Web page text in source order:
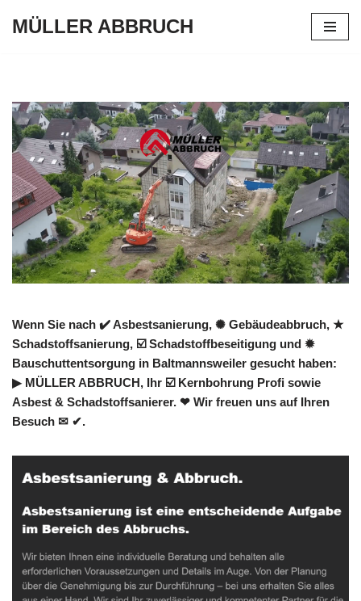
MÜLLER ABBRUCH
Wenn Sie nach ✔️ Asbestsanierung, ✺ Gebäudeabbruch, ★
Schadstoffsanierung, ☑️ Schadstoffbeseitigung und ✹
Bauschuttentsorgung in Baltmannsweiler gesucht haben:
▶︎ MÜLLER ABBRUCH, Ihr ☑️ Kernbohrung Profi sowie
Asbest & Schadstoffsanierer. ❤ Wir freuen uns auf Ihren
Besuch ✉ ✔.